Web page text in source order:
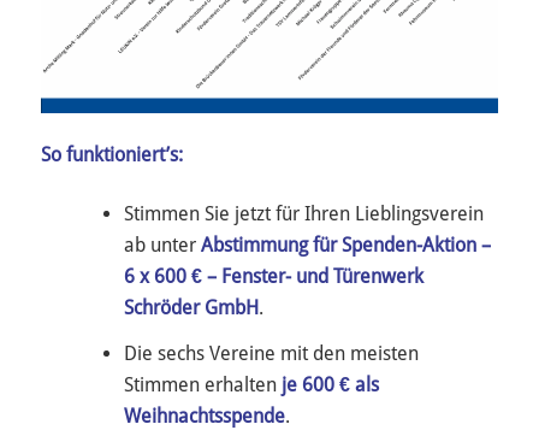
So funktioniert’s:
Stimmen Sie jetzt für Ihren Lieblingsverein
ab unter Abstimmung für Spenden-Aktion –
6 x 600 € – Fenster- und Türenwerk
Schröder GmbH.
Die sechs Vereine mit den meisten
Stimmen erhalten je 600 € als
Weihnachtsspende.